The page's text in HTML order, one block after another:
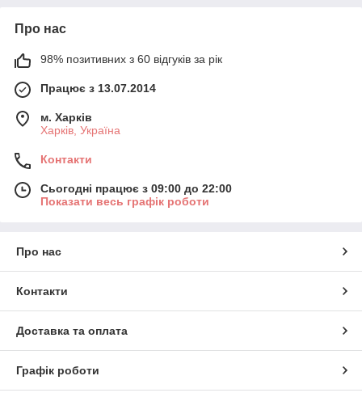
Про нас
98% позитивних з 60 відгуків за рік
Працює з 13.07.2014
м. Харків
Харків, Україна
Контакти
Сьогодні працює з 09:00 до 22:00
Показати весь графік роботи
Про нас
Контакти
Доставка та оплата
Графік роботи